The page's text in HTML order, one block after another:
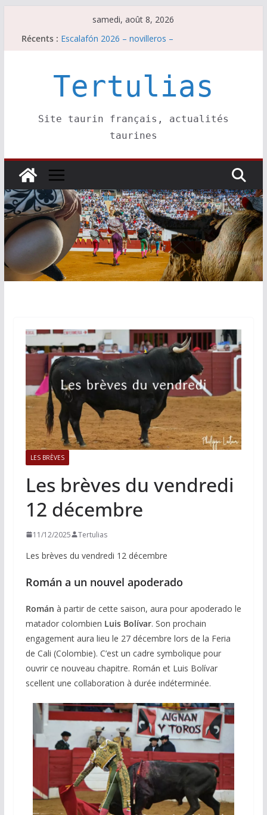
samedi, août 8, 2026
Récents : Escalafón 2026 – novilleros –
Les brèves du vendredi 7 août
Escalafón 2026 – matadors de toros-
Tertulias
Site taurin français, actualités
taurines
LES BRÈVES
Les brèves du vendredi
12 décembre
11/12/2025 Tertulias
Les brèves du vendredi 12 décembre
Román a un nouvel apoderado
Román à partir de cette saison, aura pour apoderado le
matador colombien Luis Bolívar. Son prochain
engagement aura lieu le 27 décembre lors de la Feria
de Cali (Colombie). C’est un cadre symbolique pour
ouvrir ce nouveau chapitre. Román et Luis Bolívar
scellent une collaboration à durée indéterminée.